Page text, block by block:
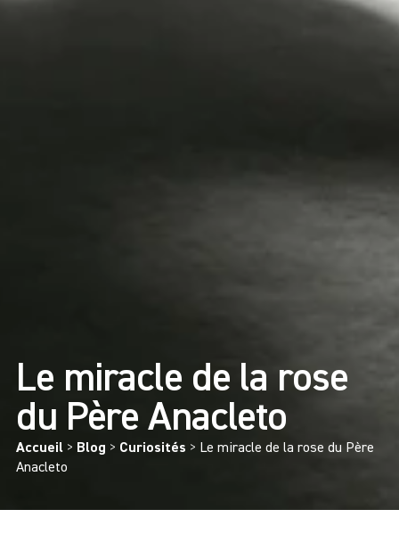
Le miracle de la rose
du Père Anacleto
Accueil > Blog > Curiosités > Le miracle de la rose du Père
Anacleto